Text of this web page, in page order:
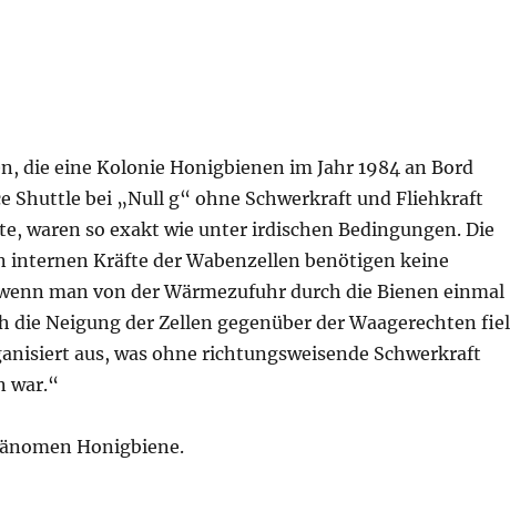
die eine Kolonie Honigbienen im Jahr 1984 an Bord
Shuttle bei „Null g“ ohne Schwerkraft und Fliehkraft
waren so exakt wie unter irdischen Bedingungen. Die
internen Kräfte der Wabenzellen benötigen keine
man von der Wärmezufuhr durch die Bienen einmal
die Neigung der Zellen gegenüber der Waagerechten fiel
aus, was ohne richtungsweisende Schwerkraft
war.“
Honigbiene.